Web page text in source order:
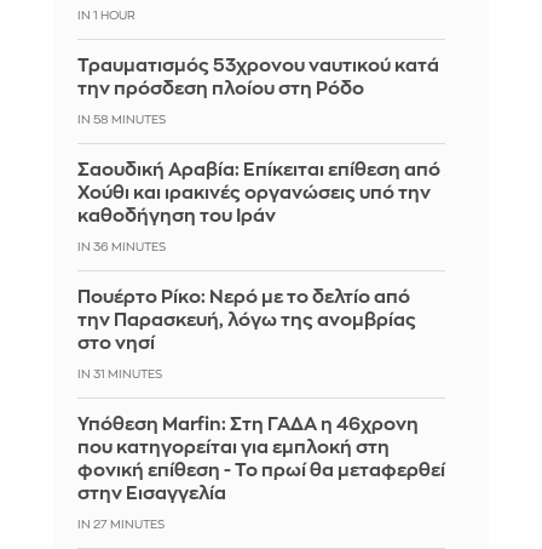
IN 1 HOUR
Τραυματισμός 53χρονου ναυτικού κατά
την πρόσδεση πλοίου στη Ρόδο
IN 58 MINUTES
Σαουδική Αραβία: Επίκειται επίθεση από
Χούθι και ιρακινές οργανώσεις υπό την
καθοδήγηση του Ιράν
IN 36 MINUTES
Πουέρτο Ρίκο: Νερό με το δελτίο από
την Παρασκευή, λόγω της ανομβρίας
στο νησί
IN 31 MINUTES
Υπόθεση Marfin: Στη ΓΑΔΑ η 46χρονη
που κατηγορείται για εμπλοκή στη
φονική επίθεση - Το πρωί θα μεταφερθεί
στην Εισαγγελία
IN 27 MINUTES